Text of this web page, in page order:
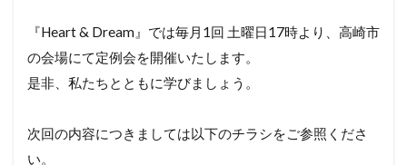
『Heart & Dream』では毎月1回 土曜日17時より、高崎市
の会場にて定例会を開催いたします。
是非、私たちとともに学びましょう。
次回の内容につきましては以下のチラシをご参照くださ
い。